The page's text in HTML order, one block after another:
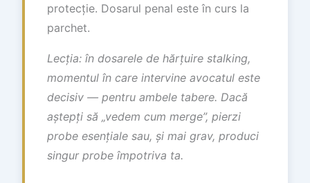
protecție. Dosarul penal este în curs la
parchet.
Lecția: în dosarele de hărțuire stalking,
momentul în care intervine avocatul este
decisiv — pentru ambele tabere. Dacă
aștepți să „vedem cum merge”, pierzi
probe esențiale sau, și mai grav, produci
singur probe împotriva ta.